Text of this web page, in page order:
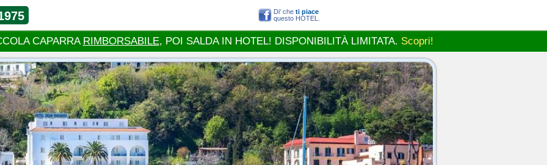
Di' che ti piace
questo HOTEL.
CAPARRA RIMBORSABILE, POI SALDA IN HOTEL! DISPONIBILITÀ LIMITATA. Scopri!